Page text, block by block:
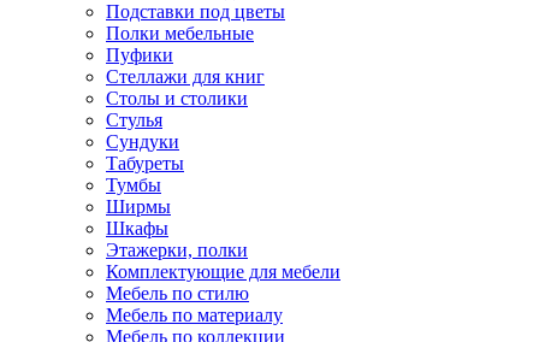
Подставки под цветы
Полки мебельные
Пуфики
Стеллажи для книг
Столы и столики
Стулья
Сундуки
Табуреты
Тумбы
Ширмы
Шкафы
Этажерки, полки
Комплектующие для мебели
Мебель по стилю
Мебель по материалу
Мебель по коллекции